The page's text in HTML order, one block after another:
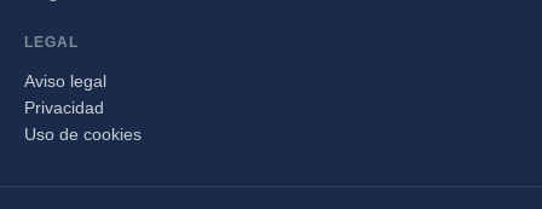
LEGAL
Aviso legal
Privacidad
Uso de cookies